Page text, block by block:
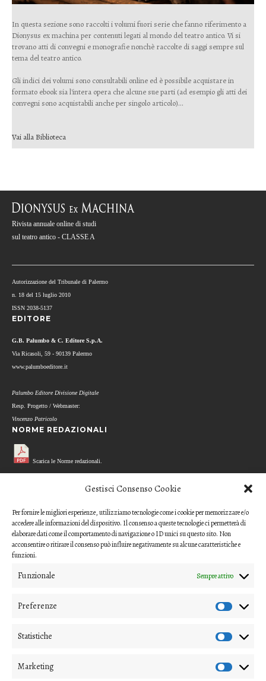
Gestisci Consenso Cookie
Per fornire le migliori esperienze, utilizziamo tecnologie come i cookie per memorizzare e/o
accedere alle informazioni del dispositivo. Il consenso a queste tecnologie ci permetterà di
elaborare dati come il comportamento di navigazione o ID unici su questo sito. Non
acconsentire o ritirare il consenso può influire negativamente su alcune caratteristiche e
funzioni.
Funzionale Sempre attivo
Preferenze
Statistiche
Marketing
In questa sezione sono raccolti i volumi fuori serie che fanno riferimento a
Dionysus ex machina per contenuti legati al mondo del teatro antico. Vi si
trovano atti di convegni e monografie nonchè raccolte di saggi sempre sul
tema del teatro antico.
Gli indici dei volumi sono consultabili online ed è possibile acquistare in
formato ebook sia l'intera opera che alcune sue parti (ad esempio gli atti dei
convegni sono acquistabili anche per singolo articolo)...
Vai alla Biblioteca
Rivista annuale online di studi
sul teatro antico - CLASSE A
Autorizzazione del Tribunale di Palermo
n. 18 del 15 luglio 2010
ISSN 2038-5137
EDITORE
G.B. Palumbo & C. Editore S.p.A.
Via Ricasoli, 59 - 90139 Palermo
www.palumboeditore.it
Palumbo Editore Divisione Digitale
Resp. Progetto / Webmaster:
Vincenzo Patricolo
NORME REDAZIONALI
Scarica le Norme redazionali.
MODELLO REFEREE
Scarica il questionario di valutazione
(modello per i referee)
CODICE ETICO
COME INVIARE UN CONTRIBUTO
Gli articoli o i contributi da proporre devono essere inviati ai
(nipico47@gmail.com; angela.andrisano@unife.it)